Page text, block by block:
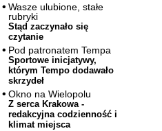
Wasze ulubione, stałe
rubryki
Stąd zaczynało się
czytanie
Pod patronatem Tempa
Sportowe inicjatywy,
którym Tempo dodawało
skrzydeł
Okno na Wielopolu
Z serca Krakowa -
redakcyjna codzienność i
klimat miejsca